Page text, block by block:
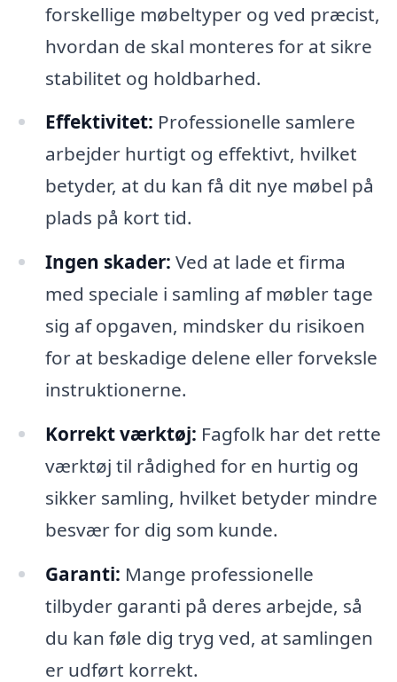
forskellige møbeltyper og ved præcist,
hvordan de skal monteres for at sikre
stabilitet og holdbarhed.
Effektivitet: Professionelle samlere
arbejder hurtigt og effektivt, hvilket
betyder, at du kan få dit nye møbel på
plads på kort tid.
Ingen skader: Ved at lade et firma
med speciale i samling af møbler tage
sig af opgaven, mindsker du risikoen
for at beskadige delene eller forveksle
instruktionerne.
Korrekt værktøj: Fagfolk har det rette
værktøj til rådighed for en hurtig og
sikker samling, hvilket betyder mindre
besvær for dig som kunde.
Garanti: Mange professionelle
tilbyder garanti på deres arbejde, så
du kan føle dig tryg ved, at samlingen
er udført korrekt.